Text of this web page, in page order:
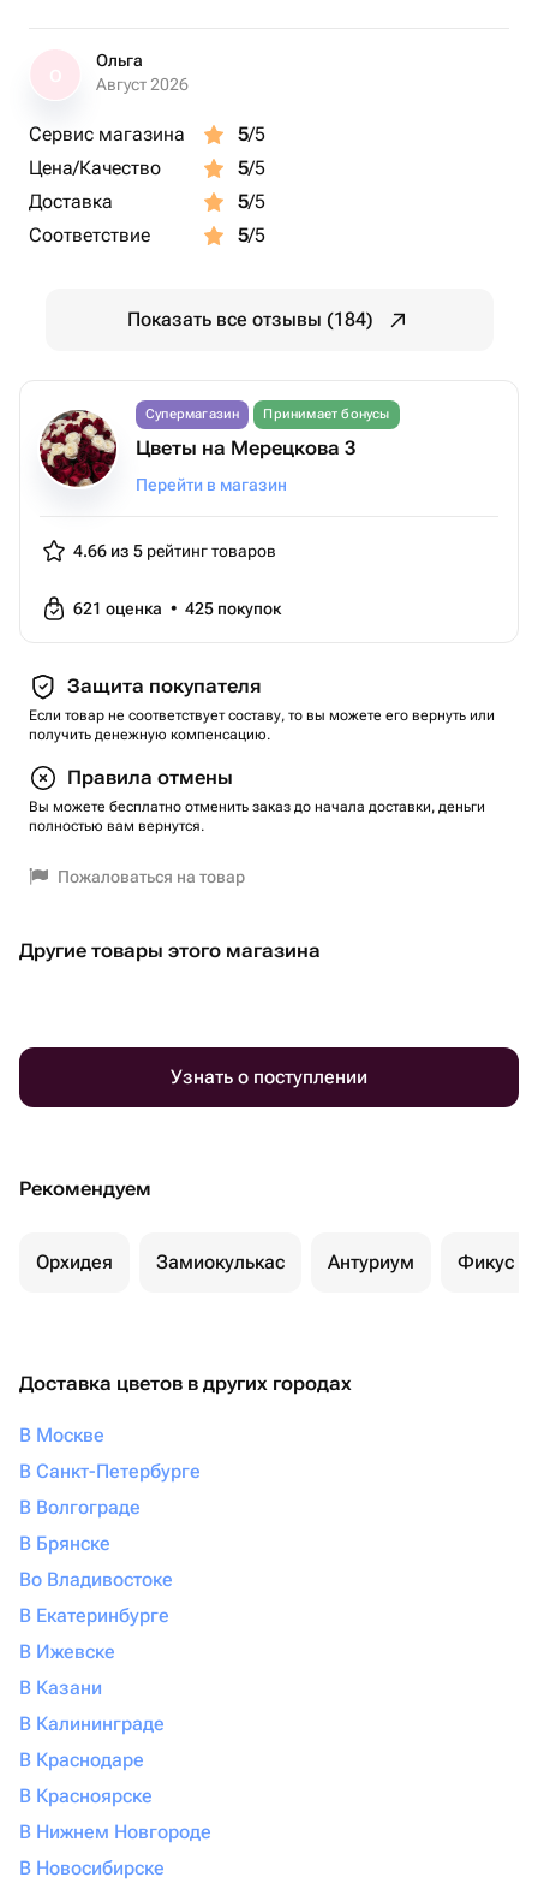
ранозаживляющим и дезинфицирующим свойством.
Ольга
Август 2026
Сервис магазина 5/5
Цена/Качество
5/5
Доставка
5/5
Соответствие
5/5
Показать все отзывы (184)
Супермагазин Принимает бонусы
Цветы на Мерецкова 3
Перейти в магазин
4.66 из 5 рейтинг товаров
621 оценка • 425 покупок
Защита покупателя
Если товар не соответствует составу, то вы можете его вернуть или
получить денежную компенсацию.
Правила отмены
Вы можете бесплатно отменить заказ до начала доставки, деньги
полностью вам вернутся.
Пожаловаться на товар
Другие товары этого магазина
Узнать о поступлении
Рекомендуем
Орхидея Замиокулькас Антуриум Фикус
Доставка цветов в других городах
В Москве
В Санкт-Петербурге
В Волгограде
В Брянске
Во Владивостоке
В Екатеринбурге
В Ижевске
В Казани
В Калининграде
В Краснодаре
В Красноярске
В Нижнем Новгороде
В Новосибирске